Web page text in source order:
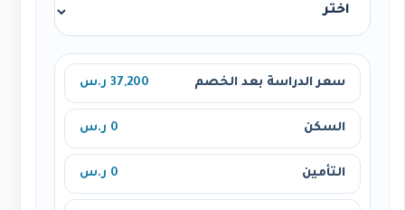
سعر الدراسة بعد الخصم 37,200 ر.س
السكن 0 ر.س
التأمين 0 ر.س